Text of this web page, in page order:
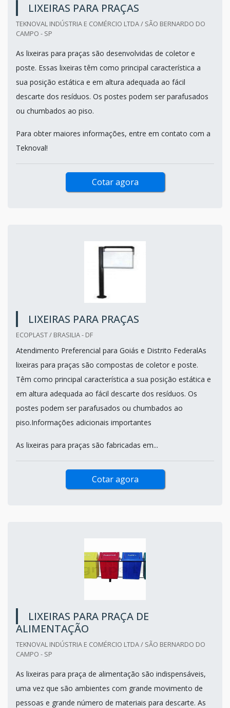
LIXEIRAS PARA PRAÇAS
TEKNOVAL INDÚSTRIA E COMÉRCIO LTDA / SÃO BERNARDO DO
CAMPO - SP
As lixeiras para praças são desenvolvidas de coletor e
poste. Essas lixeiras têm como principal característica a
sua posição estática e em altura adequada ao fácil
descarte dos resíduos. Os postes podem ser parafusados
ou chumbados ao piso.
Para obter maiores informações, entre em contato com a
Teknoval!
Cotar agora
LIXEIRAS PARA PRAÇAS
ECOPLAST / BRASILIA - DF
Atendimento Preferencial para Goiás e Distrito FederalAs
lixeiras para praças são compostas de coletor e poste.
Têm como principal característica a sua posição estática e
em altura adequada ao fácil descarte dos resíduos. Os
postes podem ser parafusados ou chumbados ao
piso.Informações adicionais importantes
As lixeiras para praças são fabricadas em...
Cotar agora
LIXEIRAS PARA PRAÇA DE
ALIMENTAÇÃO
TEKNOVAL INDÚSTRIA E COMÉRCIO LTDA / SÃO BERNARDO DO
CAMPO - SP
As lixeiras para praça de alimentação são indispensáveis,
uma vez que são ambientes com grande movimento de
pessoas e grande número de materiais para descarte. As